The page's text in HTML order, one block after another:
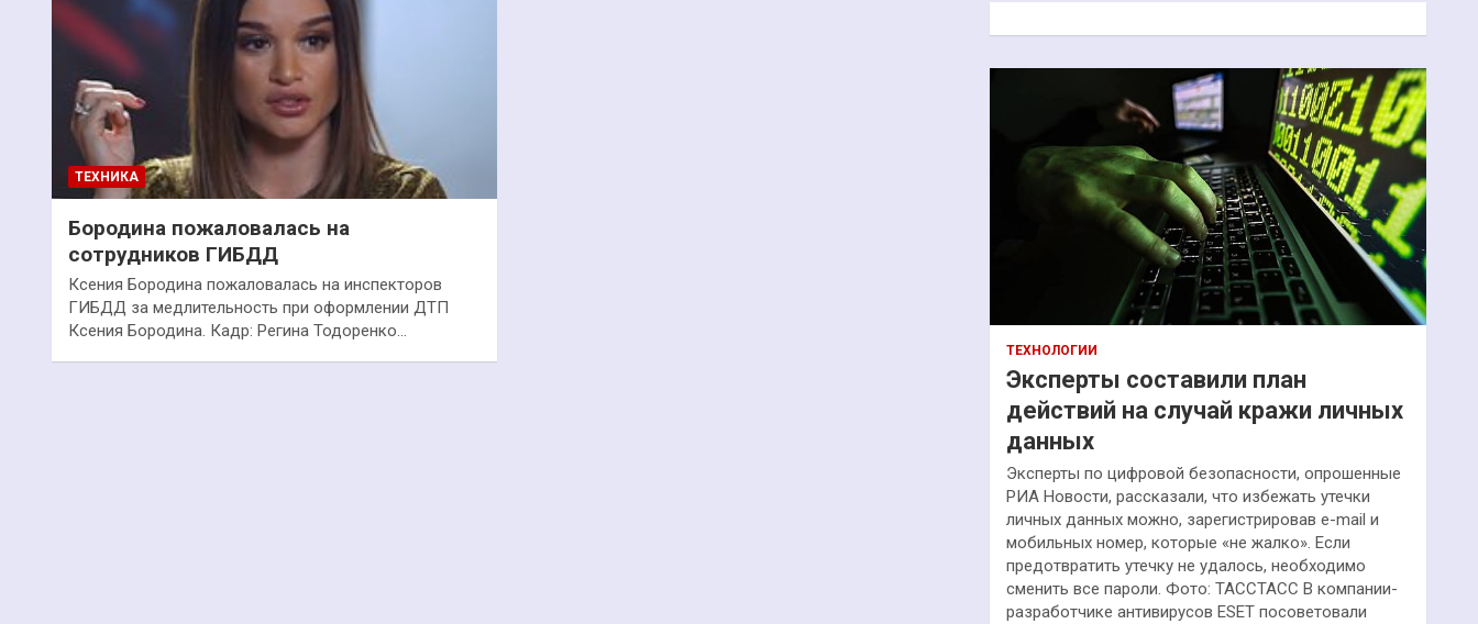
ТЕХНИКА
Бородина пожаловалась на
сотрудников ГИБДД
Ксения Бородина пожаловалась на инспекторов
ГИБДД за медлительность при оформлении ДТП
Ксения Бородина. Кадр: Регина Тодоренко…
к
ТЕХНОЛОГИИ
Эксперты составили план
действий на случай кражи личных
данных
Эксперты по цифровой безопасности, опрошенные
РИА Новости, рассказали, что избежать утечки
личных данных можно, зарегистрировав e-mail и
мобильных номер, которые «не жалко». Если
предотвратить утечку не удалось, необходимо
сменить все пароли. Фото: ТАССТАСС В компании-
разработчике антивирусов ESET посоветовали